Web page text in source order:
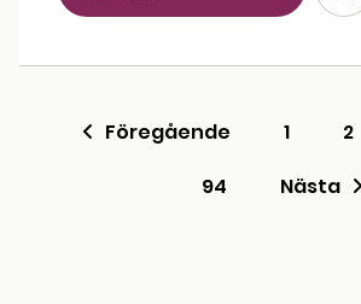
Föregående 1 2
94
Nästa